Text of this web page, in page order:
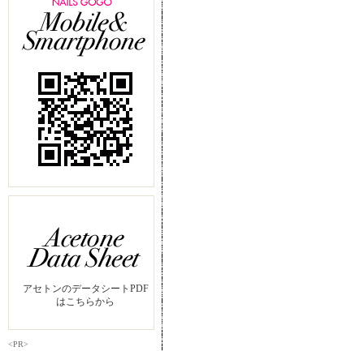
アセトンのデータシートPDF
はこちらから
<PR>